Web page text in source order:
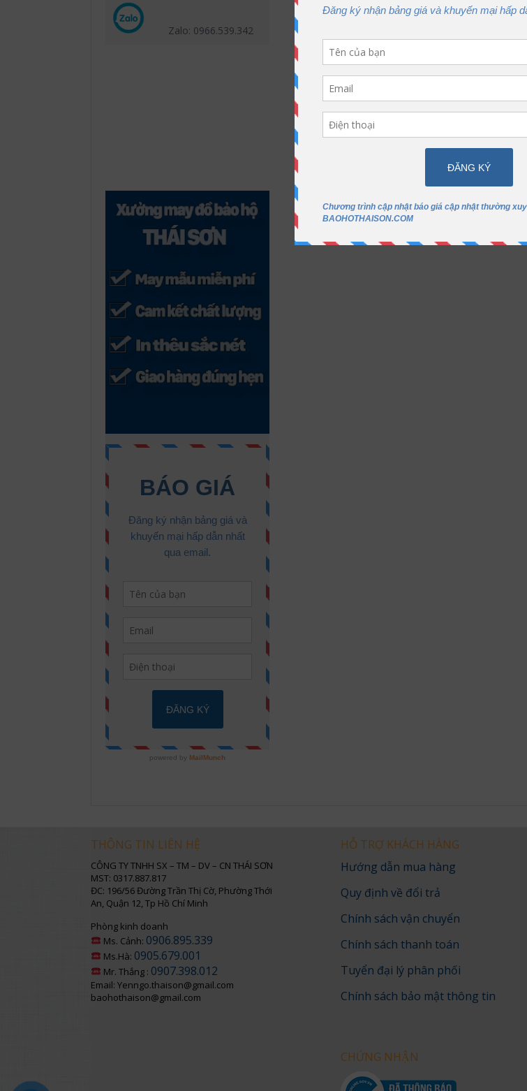
Zalo: 0966.539.342
THÔNG TIN LIÊN HỆ
CÔNG TY TNHH SX – TM – DV – CN THÁI SƠN
MST: 0317.887.817
ĐC: 196/56 Đường Trần Thị Cờ, Phường Thới
An, Quận 12, Tp Hồ Chí Minh
Phòng kinh doanh
Ms. Cảnh: 0906.895.339
Ms.Hà: 0905.679.001
Mr. Thắng : 0907.398.012
Email: Yenngo.thaison@gmail.com
baohothaison@gmail.com
HỖ TRỢ KHÁCH HÀNG
Hướng dẫn mua hàng
Quy định về đổi trả
Chính sách vận chuyển
Chính sách thanh toán
Tuyển đại lý phân phối
Chính sách bảo mật thông tin
CHỨNG NHẬN